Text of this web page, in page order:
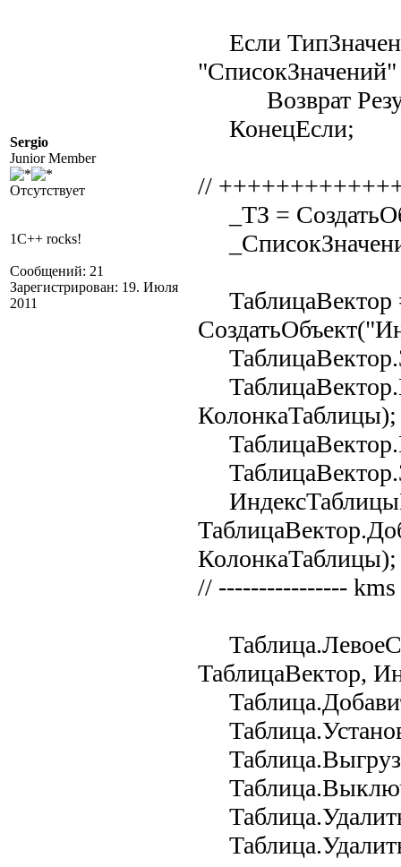
Sergio
Junior Member
Отсутствует
1C++ rocks!
Сообщений: 21
Зарегистрирован: 19. Июля
2011
Если
"СписокЗначений"
Возврат
КонецЕсли;
//
_ТЗ =
ТаблицаВектор
КолонкаТаблицы);
КолонкаТаблицы);
// ---------------- kms
ТаблицаВектор,